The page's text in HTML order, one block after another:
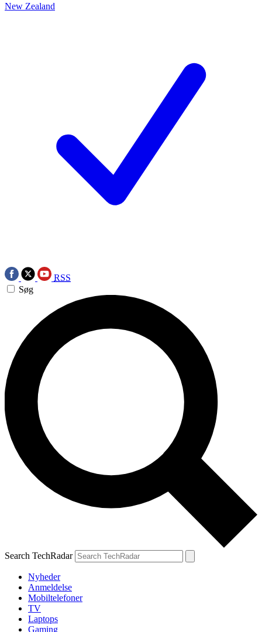
New Zealand
RSS
Søg
Search TechRadar
Nyheder
Anmeldelse
Mobiltelefoner
TV
Laptops
Gaming